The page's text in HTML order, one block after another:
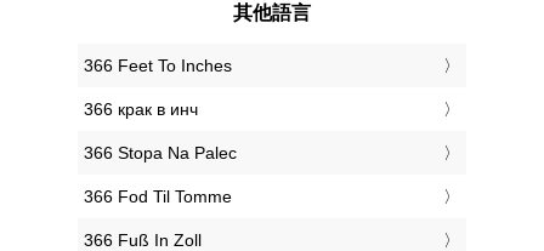
其他語言
‎366 Feet To Inches
‎366 крак в инч
‎366 Stopa Na Palec
‎366 Fod Til Tomme
‎366 Fuß In Zoll